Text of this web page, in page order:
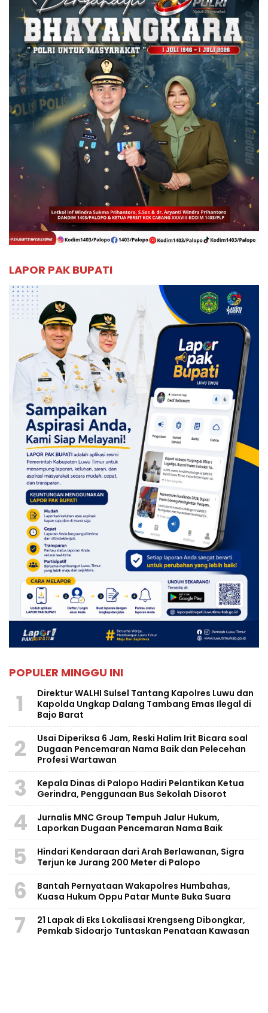
LAPOR PAK BUPATI
POPULER MINGGU INI
1
Direktur WALHI Sulsel Tantang Kapolres Luwu dan
Kapolda Ungkap Dalang Tambang Emas Ilegal di
Bajo Barat
2
Usai Diperiksa 6 Jam, Reski Halim Irit Bicara soal
Dugaan Pencemaran Nama Baik dan Pelecehan
Profesi Wartawan
3
Kepala Dinas di Palopo Hadiri Pelantikan Ketua
Gerindra, Penggunaan Bus Sekolah Disorot
4
Jurnalis MNC Group Tempuh Jalur Hukum,
Laporkan Dugaan Pencemaran Nama Baik
5
Hindari Kendaraan dari Arah Berlawanan, Sigra
Terjun ke Jurang 200 Meter di Palopo
6
Bantah Pernyataan Wakapolres Humbahas,
Kuasa Hukum Oppu Patar Munte Buka Suara
7
21 Lapak di Eks Lokalisasi Krengseng Dibongkar,
Pemkab Sidoarjo Tuntaskan Penataan Kawasan